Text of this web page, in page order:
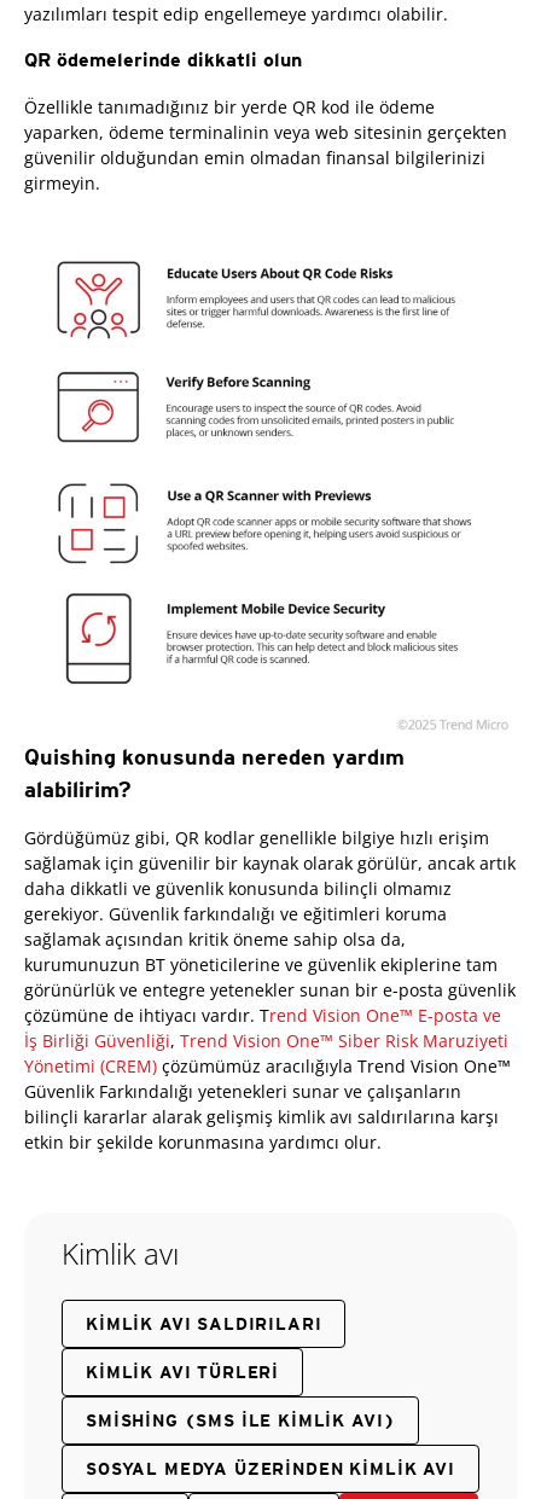
yazılımları tespit edip engellemeye yardımcı olabilir.
QR ödemelerinde dikkatli olun
Özellikle tanımadığınız bir yerde QR kod ile ödeme
yaparken, ödeme terminalinin veya web sitesinin gerçekten
güvenilir olduğundan emin olmadan finansal bilgilerinizi
girmeyin.
Quishing konusunda nereden yardım
alabilirim?
Gördüğümüz gibi, QR kodlar genellikle bilgiye hızlı erişim
sağlamak için güvenilir bir kaynak olarak görülür, ancak artık
daha dikkatli ve güvenlik konusunda bilinçli olmamız
gerekiyor. Güvenlik farkındalığı ve eğitimleri koruma
sağlamak açısından kritik öneme sahip olsa da,
kurumunuzun BT yöneticilerine ve güvenlik ekiplerine tam
görünürlük ve entegre yetenekler sunan bir e-posta güvenlik
çözümüne de ihtiyacı vardır. Trend Vision One™ E-posta ve
İş Birliği Güvenliği, Trend Vision One™ Siber Risk Maruziyeti
Yönetimi (CREM) çözümümüz aracılığıyla Trend Vision One™
Güvenlik Farkındalığı yetenekleri sunar ve çalışanların
bilinçli kararlar alarak gelişmiş kimlik avı saldırılarına karşı
etkin bir şekilde korunmasına yardımcı olur.
Kimlik avı
KIMLIK AVI SALDIRILARI
KIMLIK AVI TÜRLERI
SMISHING (SMS ILE KIMLIK AVI)
SOSYAL MEDYA ÜZERINDEN KIMLIK AVI